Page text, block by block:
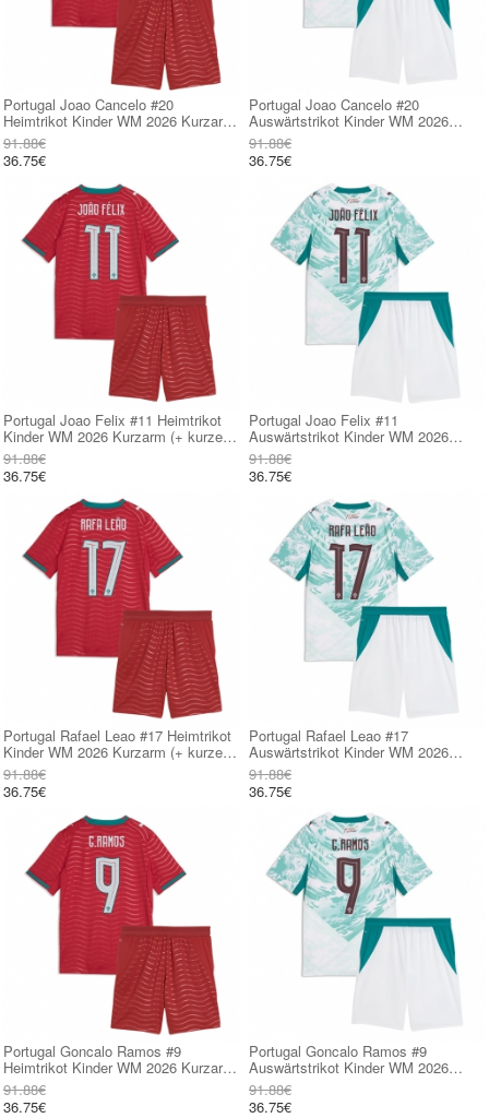
Portugal Joao Cancelo #20
Heimtrikot Kinder WM 2026 Kurzarm
(+ kurze hosen)
91.88€
36.75€
Portugal Joao Cancelo #20
Auswärtstrikot Kinder WM 2026
Kurzarm (+ kurze hosen)
91.88€
36.75€
Portugal Joao Felix #11 Heimtrikot
Kinder WM 2026 Kurzarm (+ kurze
hosen)
91.88€
36.75€
Portugal Joao Felix #11
Auswärtstrikot Kinder WM 2026
Kurzarm (+ kurze hosen)
91.88€
36.75€
Portugal Rafael Leao #17 Heimtrikot
Kinder WM 2026 Kurzarm (+ kurze
hosen)
91.88€
36.75€
Portugal Rafael Leao #17
Auswärtstrikot Kinder WM 2026
Kurzarm (+ kurze hosen)
91.88€
36.75€
Portugal Goncalo Ramos #9
Heimtrikot Kinder WM 2026 Kurzarm
(+ kurze hosen)
91.88€
36.75€
Portugal Goncalo Ramos #9
Auswärtstrikot Kinder WM 2026
Kurzarm (+ kurze hosen)
91.88€
36.75€